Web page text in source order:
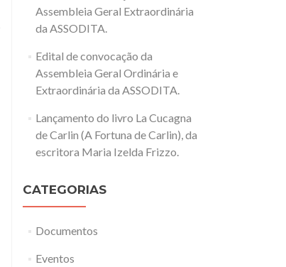
Assembleia Geral Extraordinária
da ASSODITA.
Edital de convocação da
Assembleia Geral Ordinária e
Extraordinária da ASSODITA.
Lançamento do livro La Cucagna
de Carlin (A Fortuna de Carlin), da
escritora Maria Izelda Frizzo.
CATEGORIAS
Documentos
Eventos